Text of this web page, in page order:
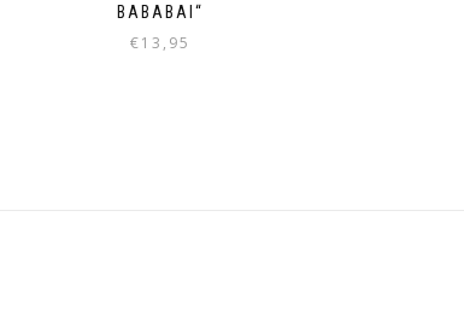
BABABAI“
€13,95